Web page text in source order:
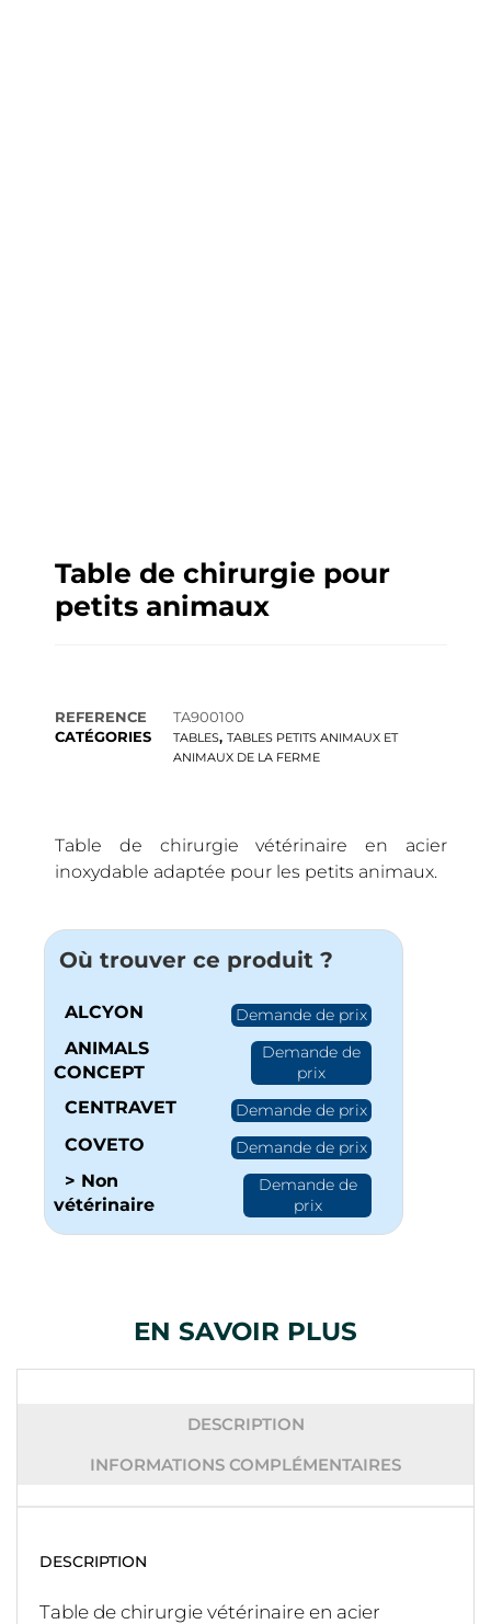
Table de chirurgie pour
petits animaux
REFERENCE
TA900100
CATÉGORIES
TABLES, TABLES PETITS ANIMAUX ET
ANIMAUX DE LA FERME
Table de chirurgie vétérinaire en acier
inoxydable adaptée pour les petits animaux.
Où trouver ce produit ?
ALCYON Demande de prix
ANIMALS
CONCEPT
Demande de
prix
CENTRAVET Demande de prix
COVETO Demande de prix
> Non
vétérinaire
Demande de
prix
EN SAVOIR PLUS
DESCRIPTION
INFORMATIONS COMPLÉMENTAIRES
DESCRIPTION
Table de chirurgie vétérinaire en acier